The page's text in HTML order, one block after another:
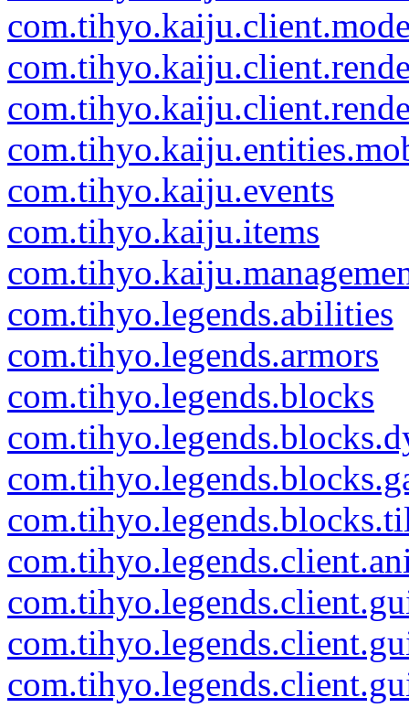
com.tihyo.kaiju.events
com.tihyo.kaiju.items
com.tihyo.legends.abilities
com.tihyo.legends.armors
com.tihyo.legends.blocks